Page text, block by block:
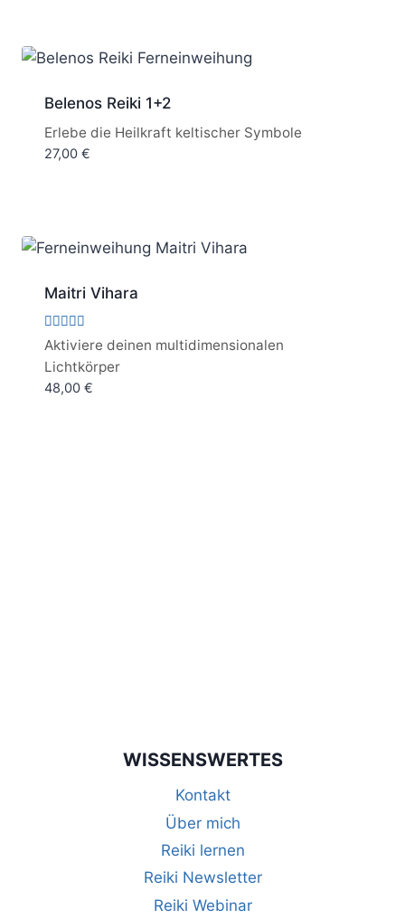
Belenos Reiki 1+2
Erlebe die Heilkraft keltischer Symbole
27,00 €
Maitri Vihara
Bewertet
mit
5.00
Aktiviere deinen multidimensionalen
Lichtkörper
48,00 €
WISSENSWERTES
Kontakt
Über mich
Reiki lernen
Reiki Newsletter
Reiki Webinar